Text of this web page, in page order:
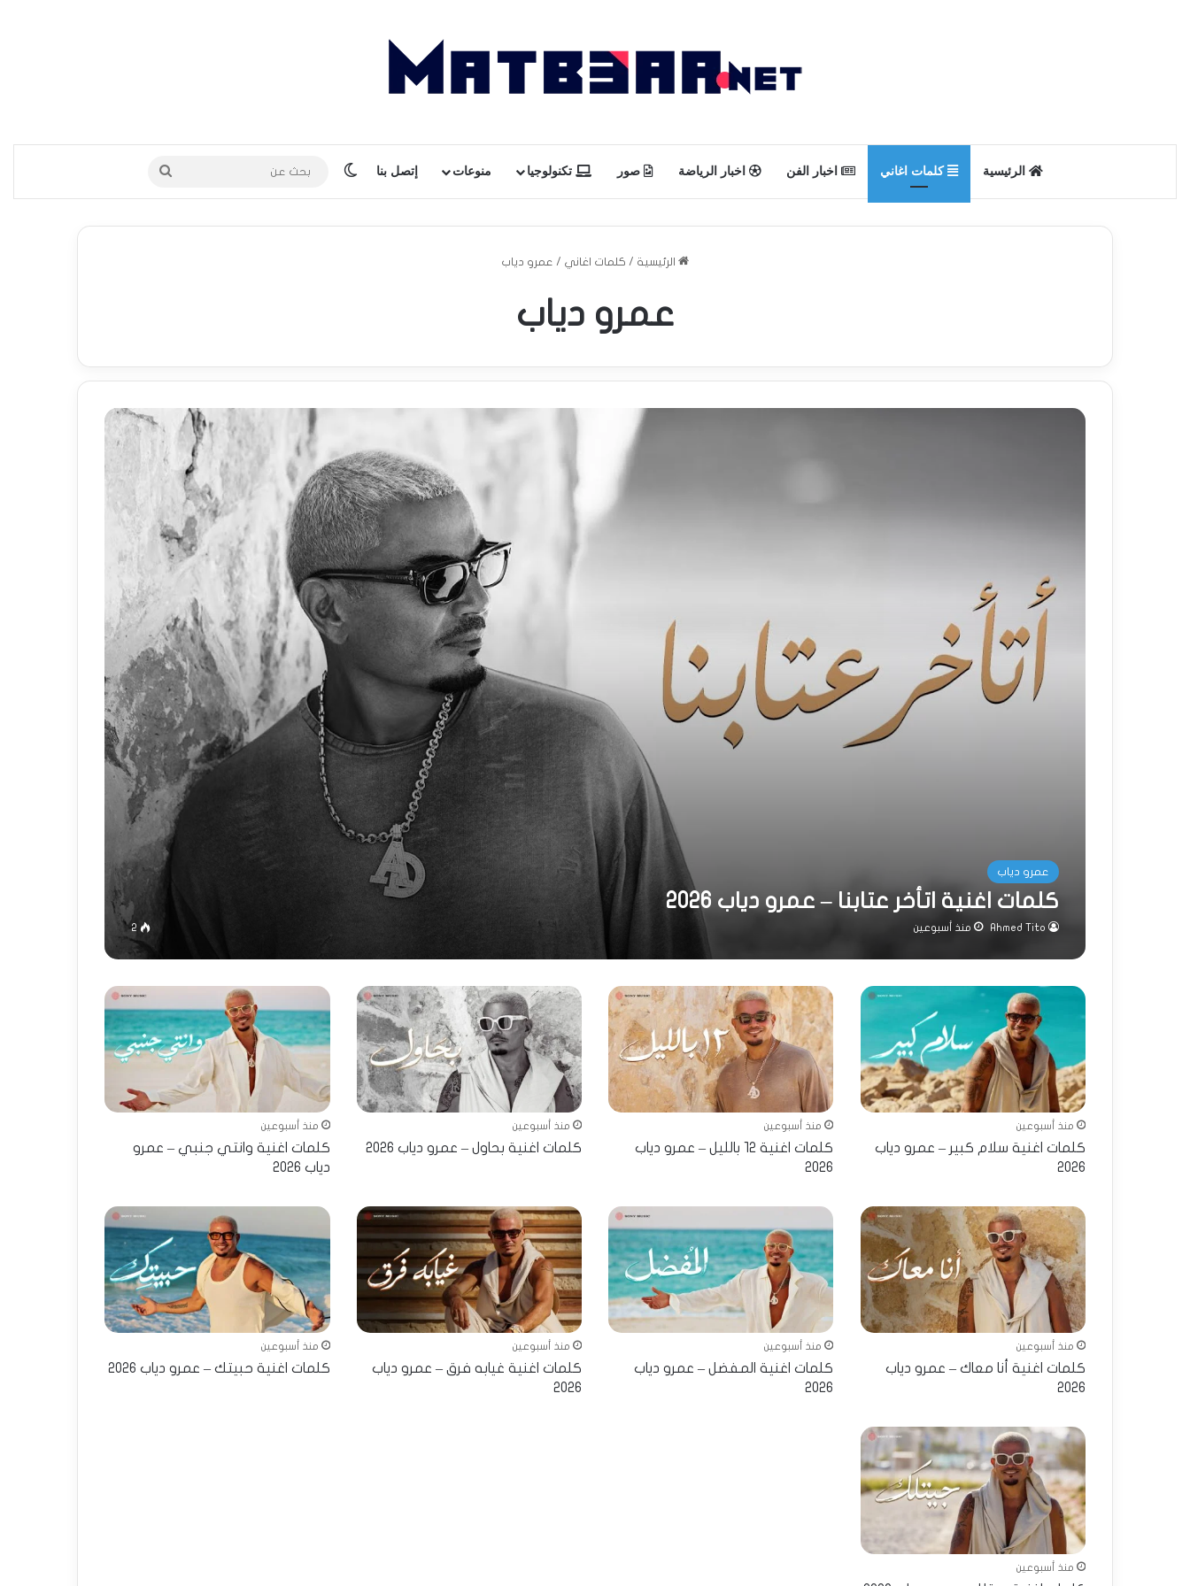
الرئيسية كلمات اغاني اخبار الفن اخبار الرياضة صور تكنولوجيا منوعات إتصل بنا الوضع المظلم بحث
عن
الرئيسية / كلمات اغاني / عمرو دياب
عمرو دياب
عمرو دياب
كلمات اغنية اتأخر عتابنا – عمرو دياب 2026
Ahmed Tito منذ أسبوعين 2
منذ أسبوعين
كلمات اغنية سلام كبير – عمرو دياب
2026
منذ أسبوعين
كلمات اغنية ١٢ بالليل – عمرو دياب
2026
منذ أسبوعين
كلمات اغنية بحاول – عمرو دياب 2026
منذ أسبوعين
كلمات اغنية وانتي جنبي – عمرو
دياب 2026
منذ أسبوعين
كلمات اغنية أنا معاك – عمرو دياب
2026
منذ أسبوعين
كلمات اغنية المفضل – عمرو دياب
2026
منذ أسبوعين
كلمات اغنية غيابه فرق – عمرو دياب
2026
منذ أسبوعين
كلمات اغنية حبيتك – عمرو دياب 2026
منذ أسبوعين